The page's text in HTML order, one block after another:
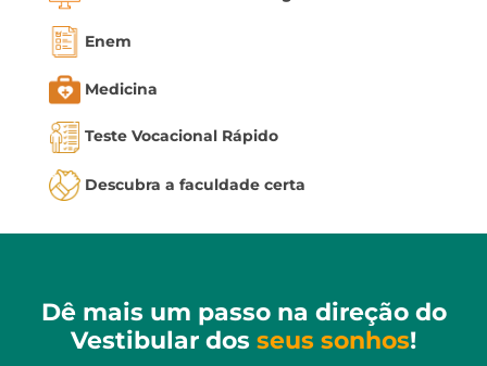
Enem
Medicina
Teste Vocacional Rápido
Descubra a faculdade certa
Dê mais um passo na direção do
Vestibular dos seus sonhos!